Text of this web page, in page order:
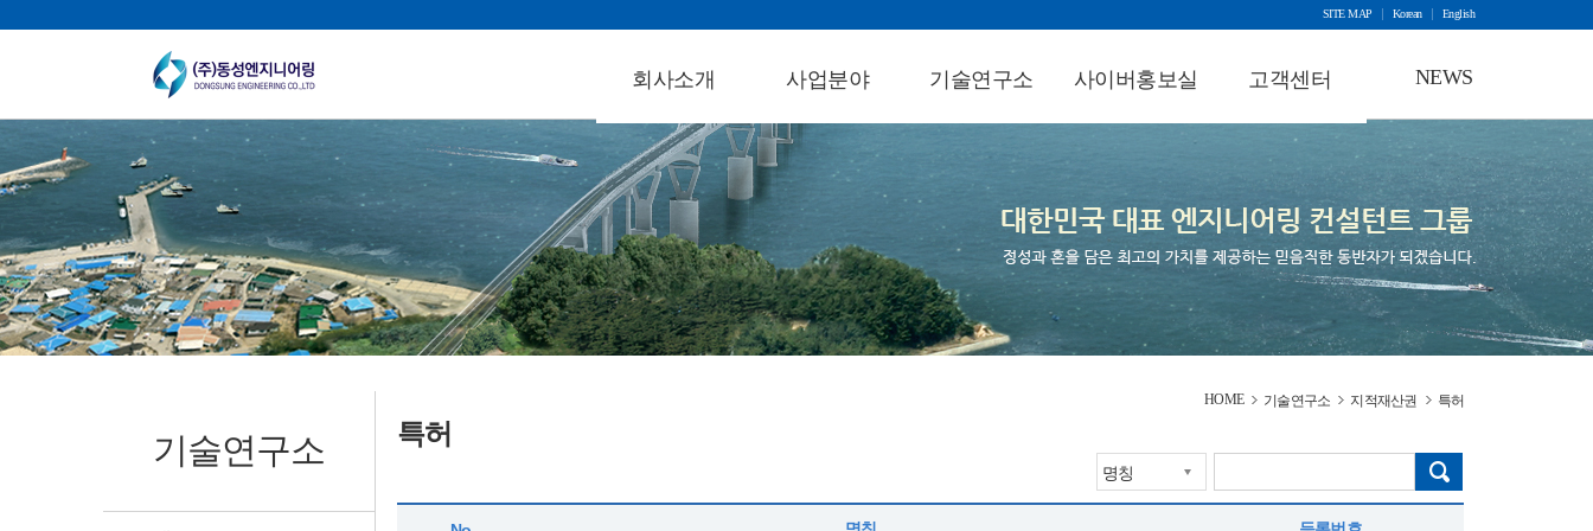
회사소개
인사말
회사연혁
조직도
회사비전
기술인력현황
면허현황
사업분야
도로/공항
구조/교량
지반/터널
철도
수자원부
도시계획
기술연구소
연구개발실적
기술혁신활동
BIM&ICT센터
사이버홍보실
사회공헌
회사행사
고객센터
원격지원
NEWS
건설뉴스
건설자료실
건설날씨
협력업체등록
SITE MAP Korean English
기술연구소 특허
HOME 기술연구소 지적재산권 특허